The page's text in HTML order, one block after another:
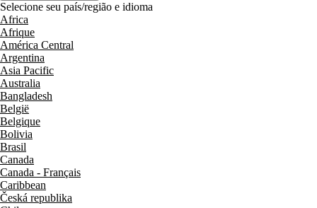
Selecione seu país/região e idioma
Africa
Afrique
América Central
Argentina
Asia Pacific
Australia
Bangladesh
België
Belgique
Bolivia
Brasil
Canada
Canada - Français
Caribbean
Česká republika